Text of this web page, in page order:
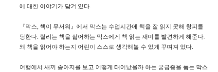
에 대한 이야기가 담겨 있다.
『막스, 책이 무서워』에서 막스는 수업시간에 책을 잘 읽지 못해 창피를
당한다. 릴리는 책을 싫어하는 막스에게 책 읽는 재미를 발견하게 해준다.
왜 책을 읽어야 하는지 어린이 스스로 생각해볼 수 있게 꾸며져 있다.
여행에서 새끼 송아지를 보고 어떻게 태어났을까 하는 궁금증을 품는 막스